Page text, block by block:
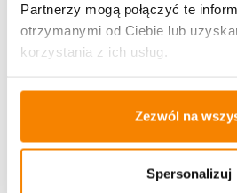
Partnerzy mogą połączyć te
otrzymanymi od Ciebie lub
korzystania z ich usług.
Zezwól na
Spersonalizuj
U Ciebie zwykle za1-3 dni : od 12,30 zł
Darmowa dostawa:od 49 zł
Metody płatności